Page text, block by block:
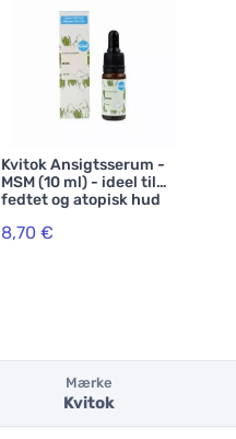
Kvitok Ansigtsserum -
MSM (10 ml) - ideel til
fedtet og atopisk hud
8,70 €
Mærke
Kvitok